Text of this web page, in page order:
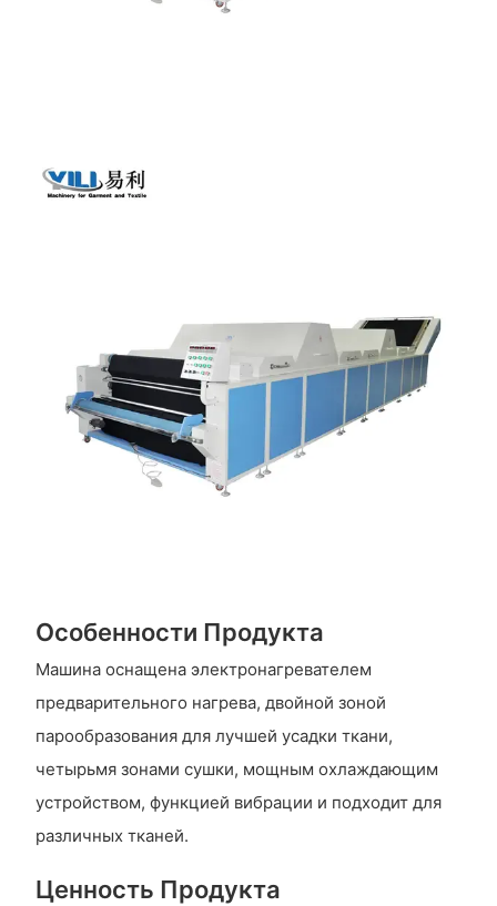
Особенности Продукта
Машина оснащена электронагревателем
предварительного нагрева, двойной зоной
парообразования для лучшей усадки ткани,
четырьмя зонами сушки, мощным охлаждающим
устройством, функцией вибрации и подходит для
различных тканей.
Ценность Продукта